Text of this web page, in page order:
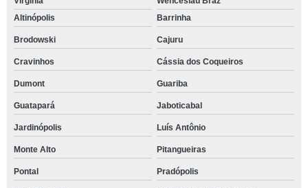
Altinópolis
Barrinha
Brodowski Cajuru
Cravinhos Cássia dos Coqueiros
Dumont Guariba
Guatapará Jaboticabal
Jardinópolis Luís Antônio
Monte Alto Pitangueiras
Pontal Pradópolis